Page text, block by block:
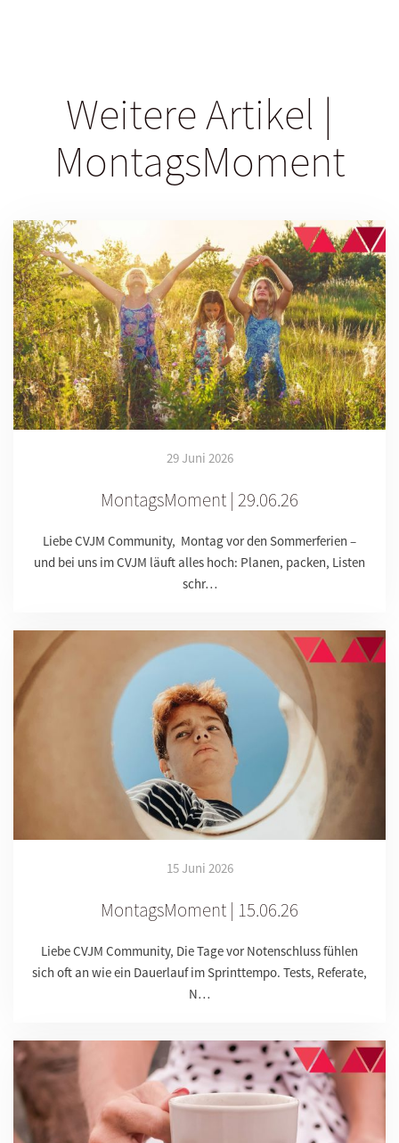
Weitere Artikel |
MontagsMoment
29 Juni 2026
MontagsMoment | 29.06.26
Liebe CVJM Community, Montag vor den Sommerferien –
und bei uns im CVJM läuft alles hoch: Planen, packen, Listen
schr…
15 Juni 2026
MontagsMoment | 15.06.26
Liebe CVJM Community, Die Tage vor Notenschluss fühlen
sich oft an wie ein Dauerlauf im Sprinttempo. Tests, Referate,
N…